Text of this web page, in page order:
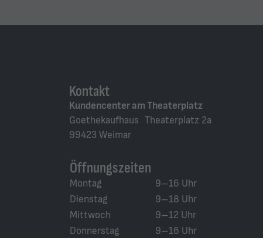
Kontakt
Kundencenter am Theaterplatz
Goethekaufhaus Theaterplatz 2a
99423 Weimar
Öffnungszeiten
Montag
9–16 Uhr
Dienstag
9–18 Uhr
Mittwoch
9–12 Uhr
Donnerstag
9–16 Uhr